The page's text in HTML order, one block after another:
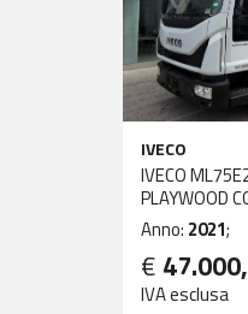
IVECO
IVECO
PLAYWOOD
Anno: 2021;
€
IVA esclusa